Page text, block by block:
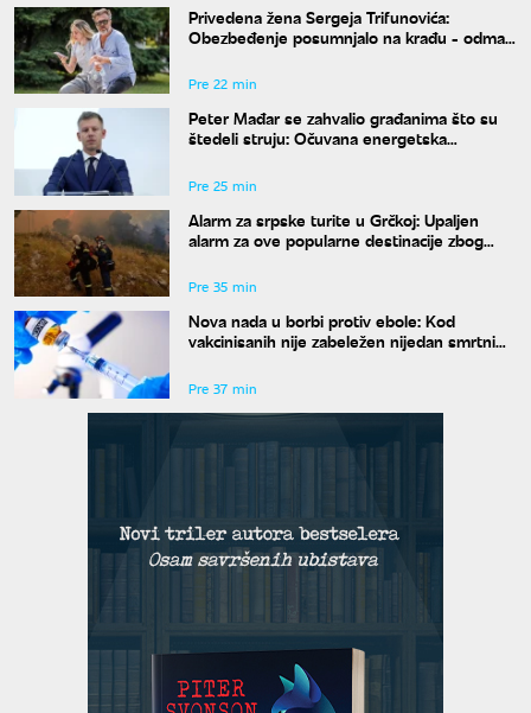
Privedena žena Sergeja Trifunovića:
Obezbeđenje posumnjalo na krađu - odmah
Pre 22 min
Peter Mađar se zahvalio građanima što su
štedeli struju: Očuvana energetska
Pre 25 min
Alarm za srpske turite u Grčkoj: Upaljen
alarm za ove popularne destinacije zbog
Pre 35 min
Nova nada u borbi protiv ebole: Kod
vakcinisanih nije zabeležen nijedan smrtni
Pre 37 min